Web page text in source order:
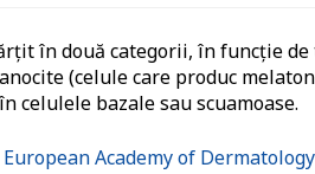
în două categorii, în funcție
(celule care produc
celulele bazale sau scuamoase.
European Academy of